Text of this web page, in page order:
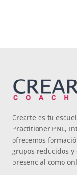
Crearte es tu
Practitioner PNL,
ofrecemos
grupos reducidos
presencial como